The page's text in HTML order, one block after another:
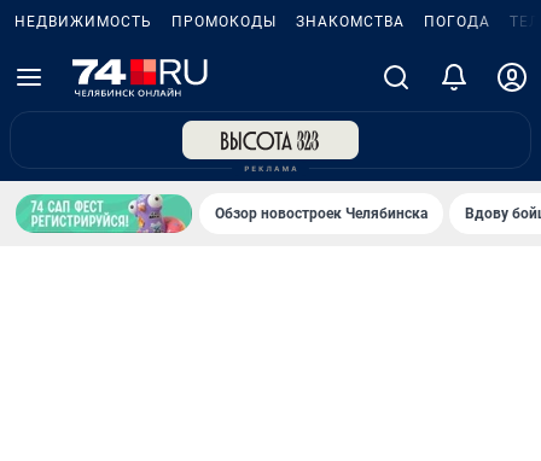
НЕДВИЖИМОСТЬ ПРОМОКОДЫ ЗНАКОМСТВА ПОГОДА
Обзор новостроек Челябинска Вдову